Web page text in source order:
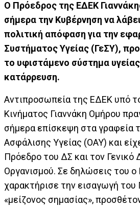
Ο Πρόεδρος της ΕΔΕΚ
σήμερα την Κυβέρνηση να
πολιτική απόφαση για την
Συστήματος Υγείας (ΓεΣΥ),
το υφιστάμενο σύστημα
κατάρρευση.
Αντιπροσωπεία της ΕΔΕΚ υπό
Κινήματος Γιαννάκη Ομήρου
σήμερα επίσκεψη στα γραφεία
Ασφάλισης Υγείας (ΟΑΥ) και
Πρόεδρο του ΔΣ και τον Γενικό
Οργανισμού. Σε δηλώσεις του
χαρακτήρισε την εισαγωγή
«μείζονος σημασίας»,